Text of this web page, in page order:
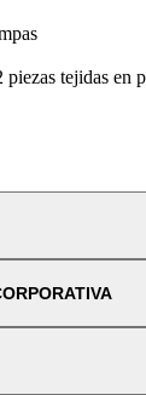
piezas tejidas en